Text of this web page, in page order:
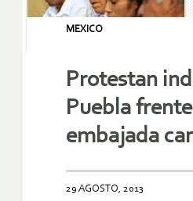
MEXICO
Protestan
Puebla
embajada
29 AGOSTO, 2013